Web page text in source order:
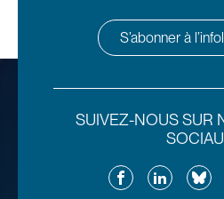
S’abonner à
SUIVEZ-NOUS SUR
FacebookLinkedIn